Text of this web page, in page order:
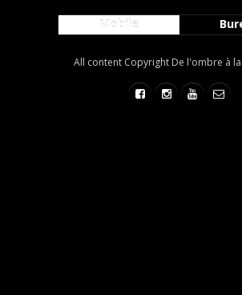
Mobile
All content Copyright De l'ombre à